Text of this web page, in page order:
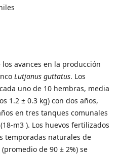
avances en la producción
Lutjanus guttatus. Los
uno de 10 hembras, media
1.2 ± 0.3 kg) con dos años,
en tres tanques comunales
m3 ). Los huevos fertilizados
temporadas naturales de
de 90 ± 2%) se